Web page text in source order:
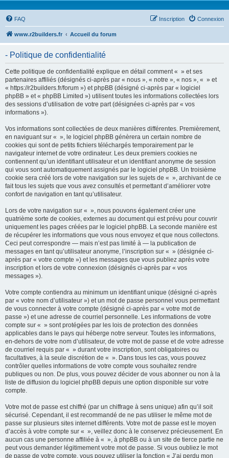
FAQ Connexion
Inscription
www.r2builders.fr Accueil du forum
- Politique de confidentialité
Cette politique de confidentialité explique en détail comment « » et ses
partenaires affiliés (désignés ci-après par « nous », « notre », « nos », « » et
« https://r2builders.fr/forum ») et phpBB (désigné ci-après par « logiciel
phpBB » et « phpBB Limited ») utilisent toutes les informations collectées lors
des sessions d’utilisation de votre part (désignées ci-après par « vos
informations »).
Vos informations sont collectées de deux manières différentes. Premièrement,
en naviguant sur « », le logiciel phpBB génèrera un certain nombre de
cookies qui sont de petits fichiers téléchargés temporairement par le
navigateur internet de votre ordinateur. Les deux premiers cookies ne
contiennent qu’un identifiant utilisateur et un identifiant anonyme de session
qui vous sont automatiquement assignés par le logiciel phpBB. Un troisième
cookie sera créé lors de votre navigation sur les sujets de « », archivant de ce
fait tous les sujets que vous avez consultés et permettant d’améliorer votre
confort de navigation en tant qu’utilisateur.
Lors de votre navigation sur « », nous pouvons également créer une
quatrième sorte de cookies, externes au document qui est prévu pour couvrir
uniquement les pages créées par le logiciel phpBB. La seconde manière est
de récupérer les informations que vous nous envoyez et que nous collectons.
Ceci peut correspondre — mais n’est pas limité à — la publication de
messages en tant qu’utilisateur anonyme, l’inscription sur « » (désignée ci-
après par « votre compte ») et les messages que vous publiez après votre
inscription et lors de votre connexion (désignés ci-après par « vos
messages »).
Votre compte contiendra au minimum un identifiant unique (désigné ci-après
par « votre nom d’utilisateur ») et un mot de passe personnel vous permettant
de vous connecter à votre compte (désigné ci-après par « votre mot de
passe ») et une adresse de courriel personnelle. Les informations de votre
compte sur « » sont protégées par les lois de protection des données
applicables dans le pays qui héberge notre serveur. Toutes les informations,
en-dehors de votre nom d’utilisateur, de votre mot de passe et de votre adresse
de courriel requis par « » durant votre inscription, sont obligatoires ou
facultatives, à la seule discrétion de « ». Dans tous les cas, vous pouvez
contrôler quelles informations de votre compte vous souhaitez rendre
publiques ou non. De plus, vous pouvez décider de vous abonner ou non à la
liste de diffusion du logiciel phpBB depuis une option disponible sur votre
compte.
Votre mot de passe est chiffré (par un chiffrage à sens unique) afin qu’il soit
sécurisé. Cependant, il est recommandé de ne pas utiliser le même mot de
passe sur plusieurs sites internet différents. Votre mot de passe est le moyen
d’accès à votre compte sur « », veillez donc à le conservez précieusement. En
aucun cas une personne affiliée à « », à phpBB ou à un site de tierce partie ne
peut vous demander légitimement votre mot de passe. Si vous oubliez le mot
de passe de votre compte, vous pouvez utiliser la fonction « J’ai perdu mon